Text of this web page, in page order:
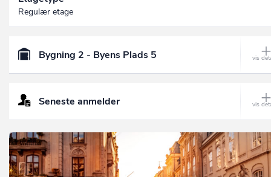
Regulær etage
Bygning 2 - Byens Plads 5
Seneste anmelder